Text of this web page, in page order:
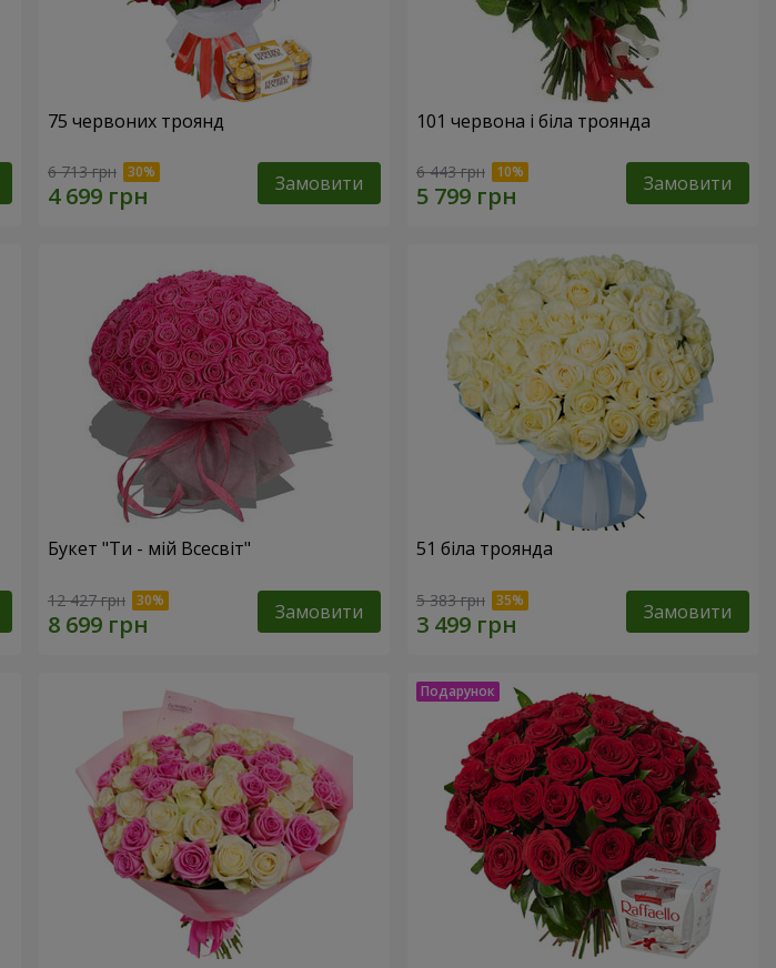
75 червоних троянд
6 713 грн Замовити
101 червона і біла троянда
6 443 грн Замовити
Букет "Ти - мій Всесвіт"
12 427 грн Замовити
51 біла троянда
5 383 грн Замовити